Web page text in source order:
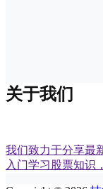
关于我们
我们致力于分享最
入门学习股票知识